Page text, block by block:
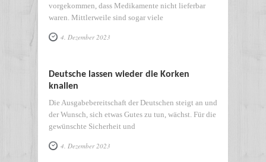
vorgekommen, dass Medikamente nicht lieferbar
waren. Mittlerweile sind sogar viele
4. Dezember 2023
Deutsche lassen wieder die Korken
knallen
Die Ausgabebereitschaft der Deutschen steigt an und
der Wunsch, sich etwas Gutes zu tun, wächst. Für die
gewünschte Sicherheit und
4. Dezember 2023